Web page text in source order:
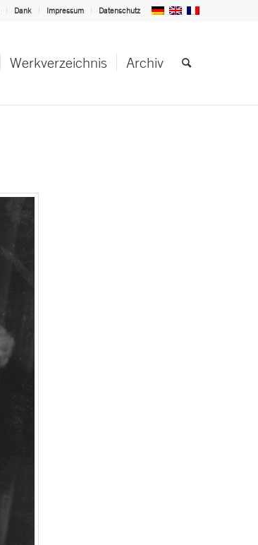
Dank Impressum Datenschutz
Werkverzeichnis Archiv